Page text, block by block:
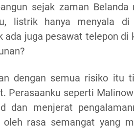
sejak zaman
listrik hanya menyala
ada juga pesawat telepon
dengan semua risiko itu
Perasaanku seperti
dan menjerat
oleh rasa semangat yang